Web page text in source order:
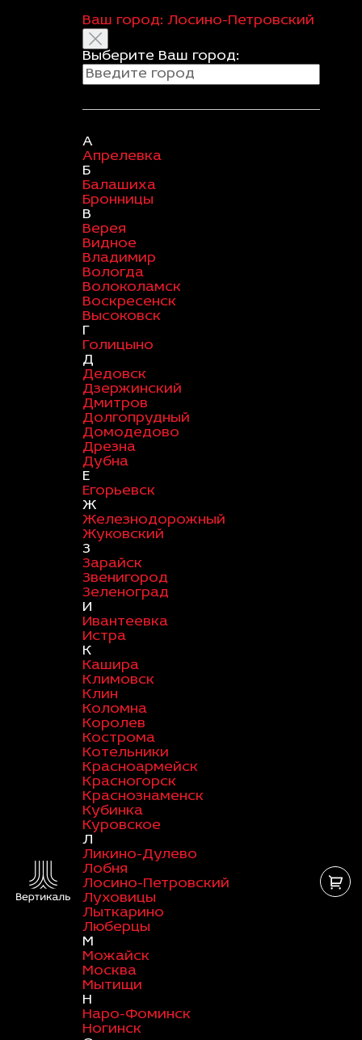
Ваш город: Лосино-Петровский
Выберите Ваш город:
А
Апрелевка
Б
Балашиха
Бронницы
В
Верея
Видное
Владимир
Вологда
Волоколамск
Воскресенск
Высоковск
Г
Голицыно
Д
Дедовск
Дзержинский
Дмитров
Долгопрудный
Домодедово
Дрезна
Дубна
Е
Егорьевск
Ж
Железнодорожный
Жуковский
З
Зарайск
Звенигород
Зеленоград
И
Ивантеевка
Истра
К
Кашира
Климовск
Клин
Коломна
Королев
Кострома
Котельники
Красноармейск
Красногорск
Краснознаменск
Кубинка
Куровское
Л
Ликино-Дулево
Лобня
Лосино-Петровский
Луховицы
Лыткарино
Люберцы
М
Можайск
Москва
Мытищи
Н
Наро-Фоминск
Ногинск